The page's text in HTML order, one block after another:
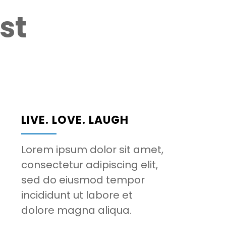
LIVE. LOVE. LAUGH
Lorem ipsum dolor sit amet,
consectetur adipiscing elit,
sed do eiusmod tempor
incididunt ut labore et
dolore magna aliqua.